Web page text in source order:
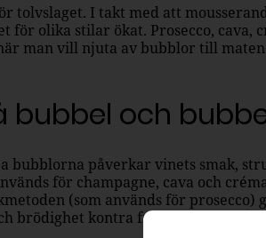
tolvslaget. I takt med att
för olika stilar ökat. Prosecco, cava,
man vill njuta av bubblor till
bubbel och
bubblorna påverkar vinets smak,
för champagne, cava och
(som används för
brödighet kontra fräscha frukttoner.